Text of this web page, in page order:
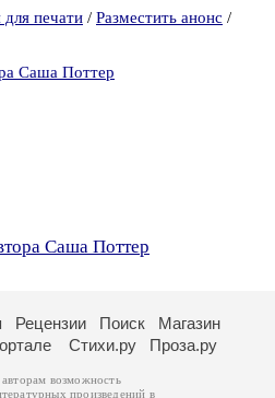
для печати / Разместить анонс /
Саша Поттер
Саша Поттер
Рецензии Поиск
Магазин
Стихи.ру Проза.ру
возможность
произведений в